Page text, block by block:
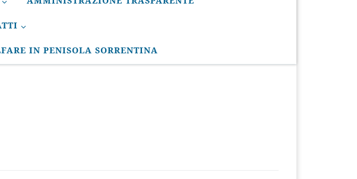
IN PENISOLA SORRENTINA